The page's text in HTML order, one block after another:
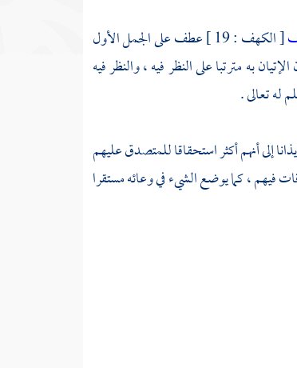
[ الكهف : 19 ] عطف على الجمل الأول
به مترتبا على النظر فيه ، والنظر فيه
له تعالى .
إيذانا إلى أنهم أكثر استحقاقا للمتصدق عليهم
فيهم ، كما يوضع الشيء في وعائه مستقرا